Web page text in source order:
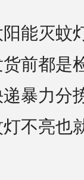
能灭蚊
前都是
暴力分
不亮也